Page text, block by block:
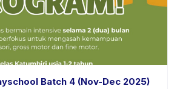
Batch 4 (Nov-Dec 2025)